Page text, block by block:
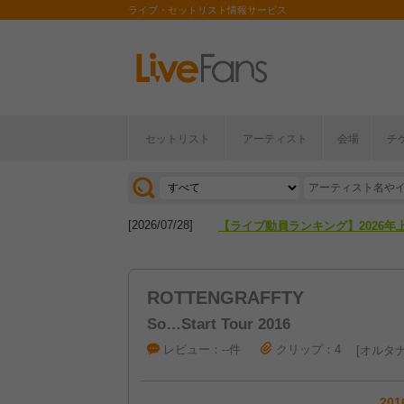
ライブ・セットリスト情報サービス
セットリスト アーティスト 会場 チ
[2026/04/27] 【フェス特集2026】フェス情報は
[2026/07/28] 【ライブ動員ランキング】2026年
ROTTENGRAFFTY
So…Start Tour 2016
レビュー：--件 クリップ：4 オルタ